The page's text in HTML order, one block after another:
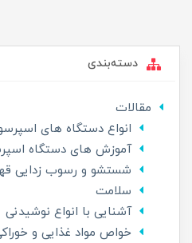
دسته‌بندی
مقالات
انواع دستگاه های
آموزش های دستگاه
شستشو و رسوب زدایی
سلامت
آشنایی با انواع نوشیدنی
خواص مواد غذایی و